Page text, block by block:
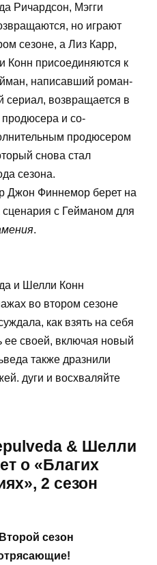
Ричардсон, Мэгги
но играют
сезоне, а Лиз Карр,
Конн присоединяются к
написавший роман-
сериал, возвращается в
продюсера и со-
продюсером
снова стал
сезона.
Джон Финнемор берет на
с Гейманом для
.
и Шелли Конн
во втором сезоне
как взять на себя
ее своей, включая новый
также дразнили
дуги и восхваляйте
& Шелли
о «Благих
2 сезон
сезон